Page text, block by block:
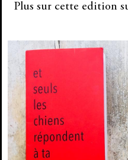
Plus sur cette edition